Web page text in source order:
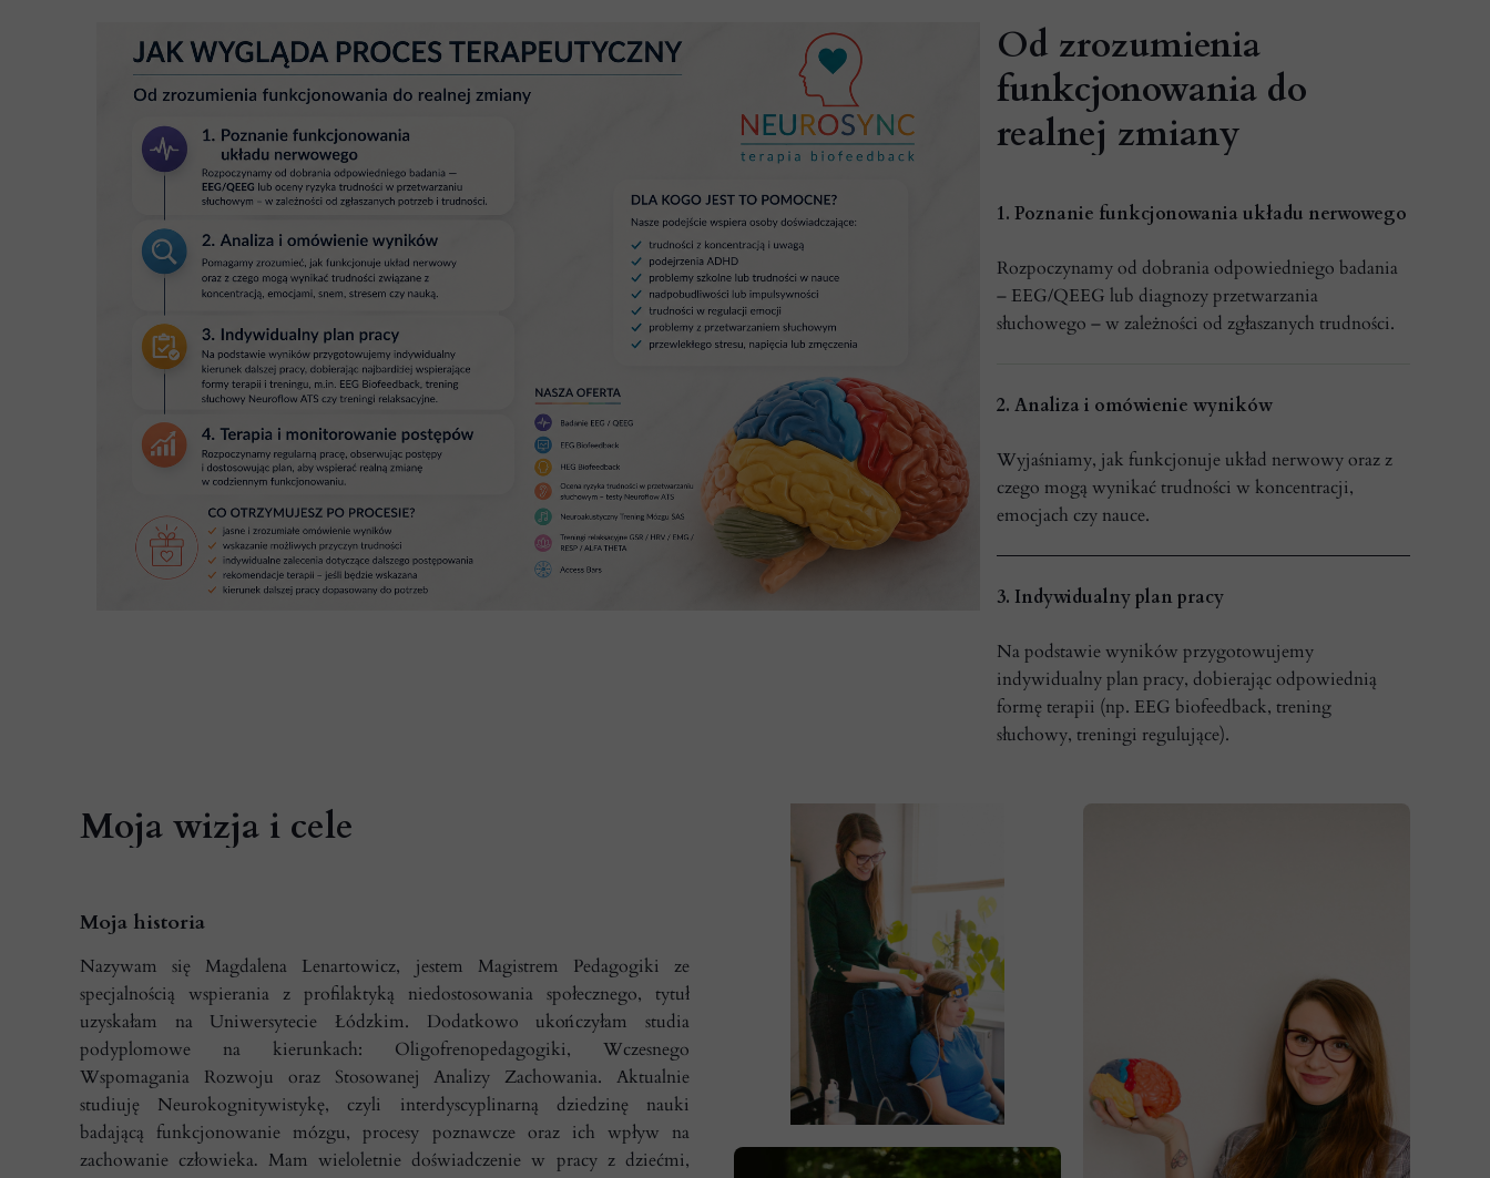
Na podstawie wyników przygotowujemy
indywidualny plan pracy, dobierając odpowiednią
formę terapii (np. EEG biofeedback, trening
słuchowy, treningi regulujące).
3. Indywidualny plan pracy
Wyjaśniamy, jak funkcjonuje układ nerwowy oraz z
czego mogą wynikać trudności w koncentracji,
emocjach czy nauce.
2. Analiza i omówienie wyników
Rozpoczynamy od dobrania odpowiedniego badania
– EEG/QEEG lub diagnozy przetwarzania
słuchowego – w zależności od zgłaszanych trudności.
1. Poznanie funkcjonowania układu nerwowego
Od zrozumienia
funkcjonowania do
realnej zmiany
Moja wizja i cele
Moja historia
Nazywam się Magdalena Lenartowicz, jestem Magistrem Pedagogiki ze
specjalnością wspierania z profilaktyką niedostosowania społecznego, tytuł
uzyskałam na Uniwersytecie Łódzkim. Dodatkowo ukończyłam studia
podyplomowe na kierunkach: Oligofrenopedagogiki, Wczesnego
Wspomagania Rozwoju oraz Stosowanej Analizy Zachowania. Aktualnie
studiuję Neurokognitywistykę, czyli interdyscyplinarną dziedzinę nauki
badającą funkcjonowanie mózgu, procesy poznawcze oraz ich wpływ na
zachowanie człowieka. Mam wieloletnie doświadczenie w pracy z dziećmi,